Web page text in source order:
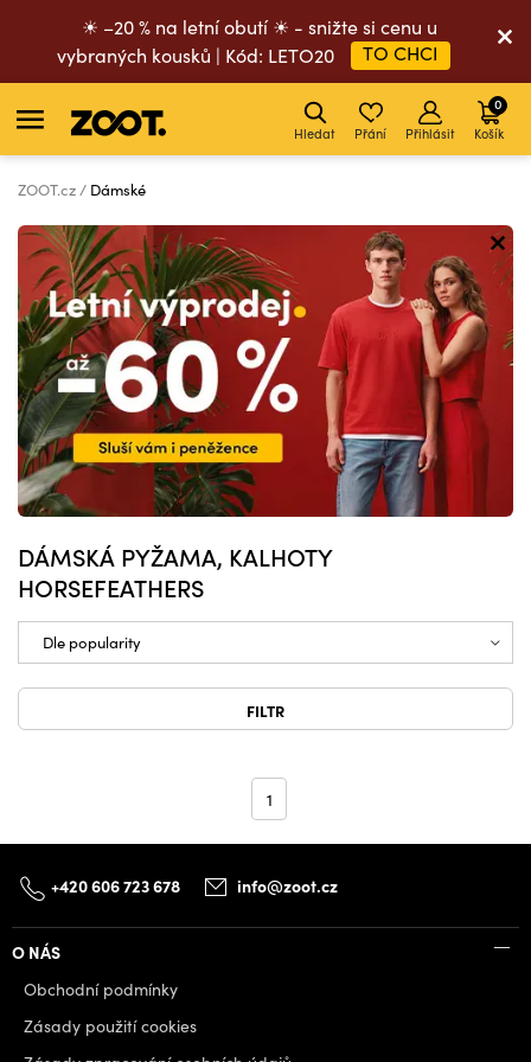
☀ –20 % na letní obutí ☀ - snižte si cenu u
vybraných kousků | Kód: LETO20
TO CHCI
Hledat Přání Přihlásit Košík
0
ZOOT.cz Dámské
DÁMSKÁ PYŽAMA, KALHOTY
HORSEFEATHERS
FILTR
1
+420 606 723 678 info@zoot.cz
O NÁS
Obchodní podmínky
Zásady použití cookies